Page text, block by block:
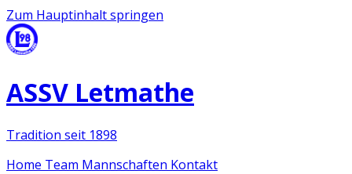
Zum Hauptinhalt springen
ASSV Letmathe
Tradition seit 1898
Home Team Mannschaften Kontakt